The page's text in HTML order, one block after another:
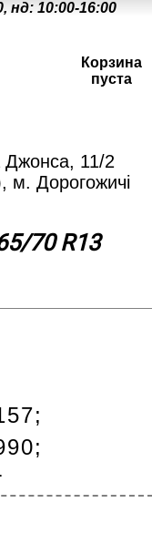
нд: 10:00-16:00
Джонса, 11/2
м. Дорогожичі
Корзина
пуста
70 R13